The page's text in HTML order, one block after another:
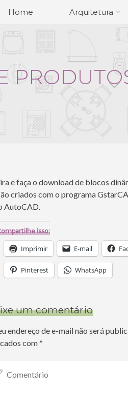
Home Arquitetura
PRODUTO
e faça o download de blocos
criados com o programa
AutoCAD.
isso:
Imprimir E-mail
Pinterest WhatsApp
um comentário
endereço de e-mail não será
com*